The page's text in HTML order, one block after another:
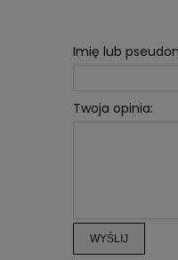
Imię lub
Twoja opinia:
WYŚLIJ